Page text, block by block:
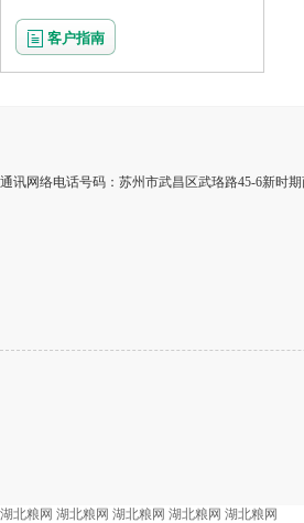
客户指南
通讯网络电话号码：苏州市武昌区武珞路45-6新时
湖北粮网 湖北粮网 湖北粮网 湖北粮网 湖北粮网